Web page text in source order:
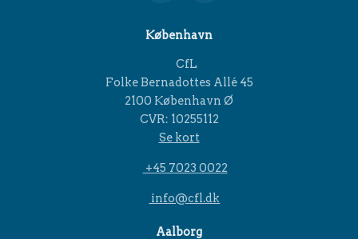
København
CfL
Folke Bernadottes Allé 45
2100 København Ø
CVR: 10255112
Se kort
+45 7023 0022
info@cfl.dk
Aalborg